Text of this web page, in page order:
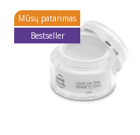
Mūsų patarimas
Bestseller